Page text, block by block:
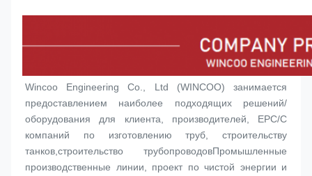
Wincoo Engineering Co., Ltd (WINCOO) занимается
предоставлением наиболее подходящих решений/
оборудования для клиента, производителей, EPC/C
компаний по изготовлению труб, строительству
танков,строительство трубопроводовПромышленные
производственные линии, проект по чистой энергии и